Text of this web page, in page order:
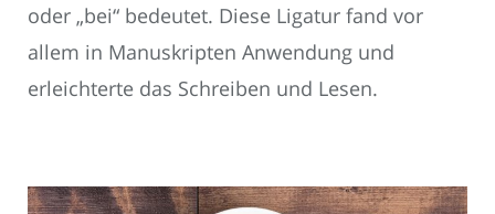
oder „bei“ bedeutet. Diese Ligatur fand vor
allem in Manuskripten Anwendung und
erleichterte das Schreiben und Lesen.